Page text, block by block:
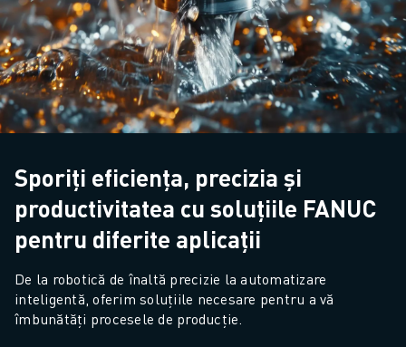
Sporiți eficiența, precizia și
productivitatea cu soluțiile FANUC
pentru diferite aplicații
De la robotică de înaltă precizie la automatizare
inteligentă, oferim soluțiile necesare pentru a vă
îmbunătăți procesele de producție.